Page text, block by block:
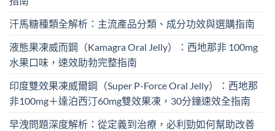
汗馬糖種類全解析：主流產品分類、成分功效與選購指南
液態果凍威而鋼（Kamagra Oral Jelly）：西地那非 100mg​
水果口味，速效助勃完整指南
印度雙效果凍威爾鋼（Super P-Force Oral Jelly）：西地那
非100mg＋達泊西汀60mg雙效果凍，30分鐘速效全指南
早洩問題深度解析：從定義到治療，必利勁如何幫助改善